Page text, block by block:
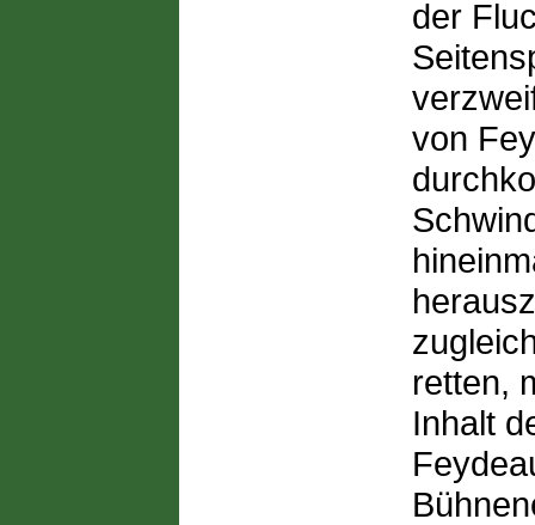
der
von
retten,
Inhalt